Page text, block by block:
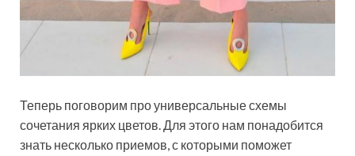
Теперь поговорим про универсальные схемы
сочетания ярких цветов. Для этого нам понадобится
знать несколько приемов, с которыми поможет